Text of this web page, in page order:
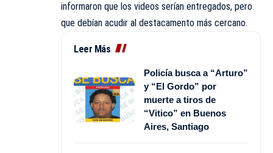
informaron que los videos serían entregados, pero
que debían acudir al destacamento más cercano.
Leer Más
Policía busca a “Arturo”
y “El Gordo” por
muerte a tiros de
“Vitico” en Buenos
Aires, Santiago